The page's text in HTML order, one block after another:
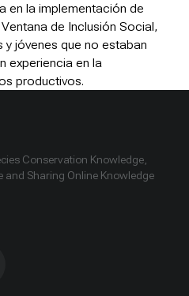
en la implementación de
de Inclusión Social,
y jóvenes que no estaban
experiencia en la
productivos.
Conservation Knowledge,
Sharing Online Knowledge